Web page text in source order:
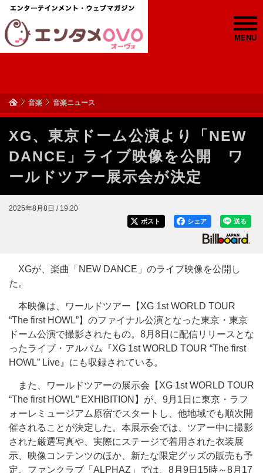
MENU
音楽 音楽ニュース
XG、東京ドーム公演より「NEW
DANCE」ライブ映像を公開 ワ
ールドツアー展示会が決定
2025年8月8日 / 19:20
送る
シェア
ポスト
XGが、楽曲「NEW DANCE」のライブ映像を公開し
た。
本映像は、ワールドツアー【XG 1st WORLD TOUR
“The first HOWL”】のファイナル公演となった東京・東京
ドーム公演で撮影されたもの。8月8日に配信リリースとな
ったライブ・アルバム『XG 1st WORLD TOUR “The first
HOWL” Live』にも収録されている。
また、ワールドツアーの展示会【XG 1st WORLD TOUR
“The first HOWL” EXHIBITION】が、9月1日に東京・ラフ
ォーレミュージアム原宿でスタートし、他地域でも順次開
催されることが決定した。本展示会では、ツアー中に撮影
された厳選写真や、実際にステージで着用された衣装展
示、映像コンテンツのほか、新たな限定グッズの販売も予
定。ファンクラブ「ALPHAZ」では、8月9日15時～8月17